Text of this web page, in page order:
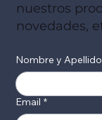
nuestros
novedades,
Nombre y Apellido
Email *